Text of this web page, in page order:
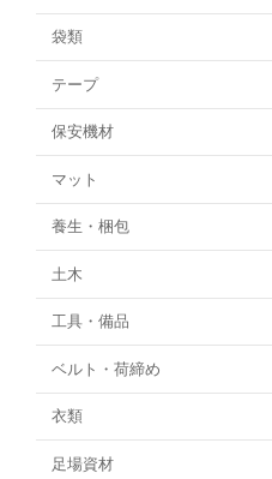
袋類
テープ
保安機材
マット
養生・梱包
土木
工具・備品
ベルト・荷締め
衣類
足場資材